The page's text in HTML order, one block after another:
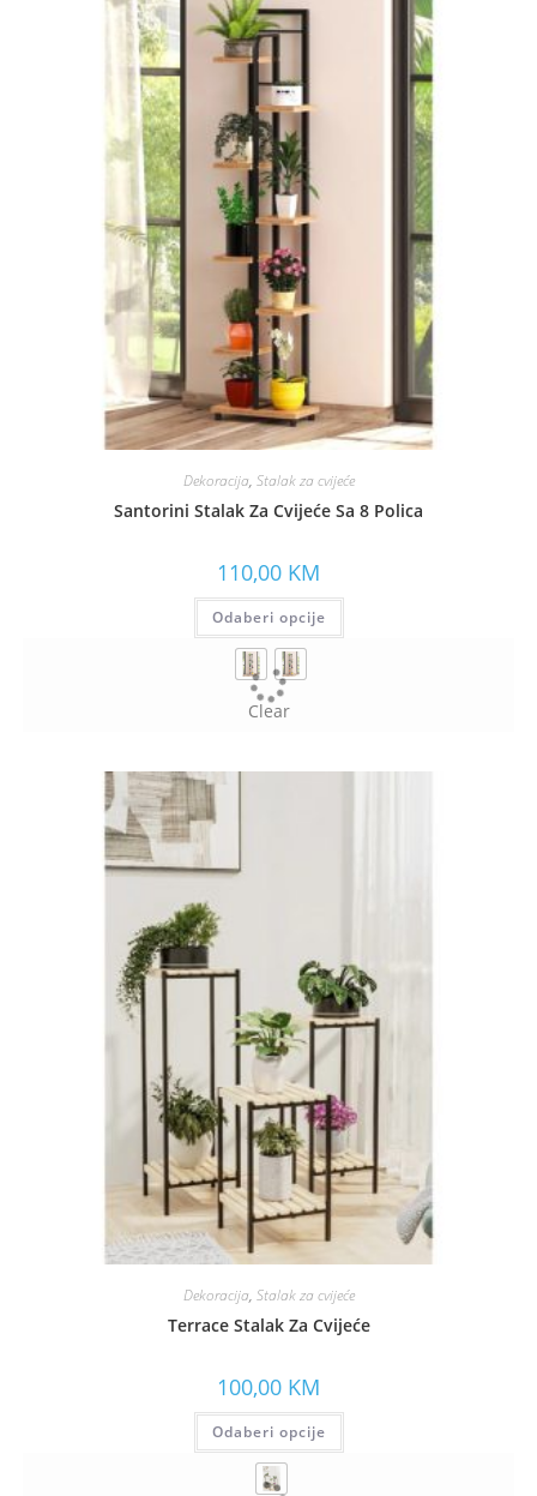
Dekoracija, Stalak za cvijeće
Santorini Stalak Za Cvijeće Sa 8 Polica
110,00 KM
Odaberi opcije
Clear
Dekoracija, Stalak za cvijeće
Terrace Stalak Za Cvijeće
100,00 KM
Odaberi opcije